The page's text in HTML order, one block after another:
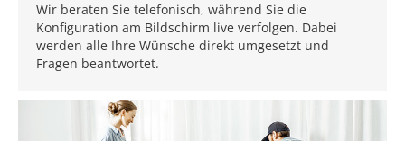
Wir beraten Sie telefonisch, während Sie die
Konfiguration am Bildschirm live verfolgen. Dabei
werden alle Ihre Wünsche direkt umgesetzt und
Fragen beantwortet.